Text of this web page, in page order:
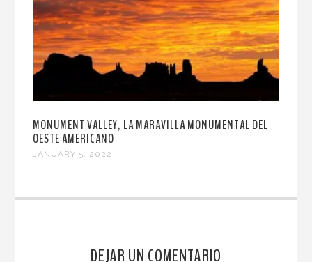
MONUMENT VALLEY, LA MARAVILLA MONUMENTAL DEL
OESTE AMERICANO
JANUARY 5, 2022
DEJAR UN COMENTARIO